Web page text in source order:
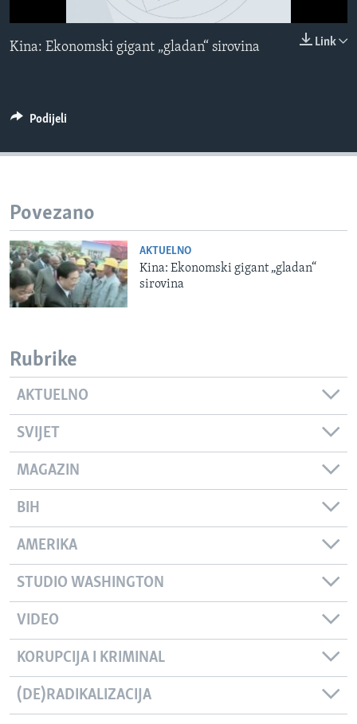
O GLASU AMERIKE
PRATITE NAS
0:00 0:00:00 Link
Kina: Ekonomski gigant „gladan“ sirovina
Podijeli
Povezano
AKTUELNO
Kina: Ekonomski gigant „gladan“
sirovina
Rubrike
AKTUELNO
SVIJET
MAGAZIN
BIH
AMERIKA
STUDIO WASHINGTON
VIDEO
KORUPCIJA I KRIMINAL
(DE)RADIKALIZACIJA